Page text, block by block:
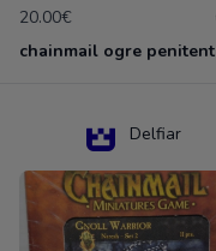
20.00€
chainmail ogre penitent
Delfiar